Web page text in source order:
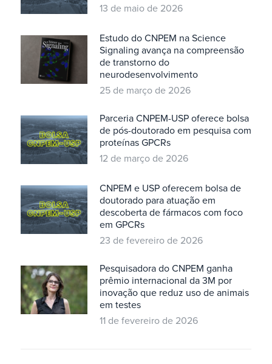
13 de maio de 2026
Estudo do CNPEM na Science
Signaling avança na compreensão
de transtorno do
neurodesenvolvimento
25 de março de 2026
Parceria CNPEM-USP oferece bolsa
de pós-doutorado em pesquisa com
proteínas GPCRs
12 de março de 2026
CNPEM e USP oferecem bolsa de
doutorado para atuação em
descoberta de fármacos com foco
em GPCRs
23 de fevereiro de 2026
Pesquisadora do CNPEM ganha
prêmio internacional da 3M por
inovação que reduz uso de animais
em testes
11 de fevereiro de 2026